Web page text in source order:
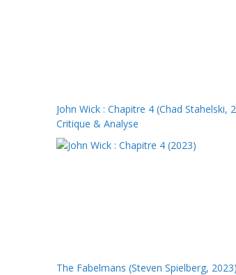
John Wick : Chapitre 4 (Chad Stahelski,
Critique & Analyse
The Fabelmans (Steven Spielberg,